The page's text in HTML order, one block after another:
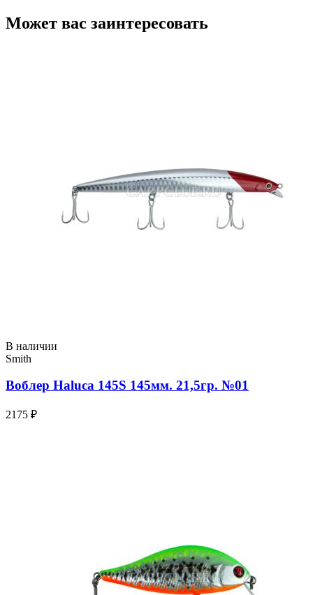
Может вас заинтересовать
В наличии
Smith
Воблер Haluca 145S 145мм. 21,5гр. №01
2175 ₽